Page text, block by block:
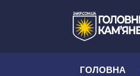
ГОЛОВНА